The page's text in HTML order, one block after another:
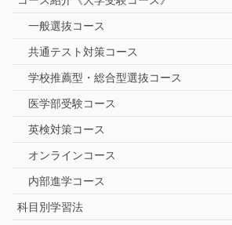
一般選抜コース
共通テスト対策コース
学校推薦型・総合型選抜コース
医学部受験コース
英検対策コース
オンラインコース
内部進学コース
科目別学習法